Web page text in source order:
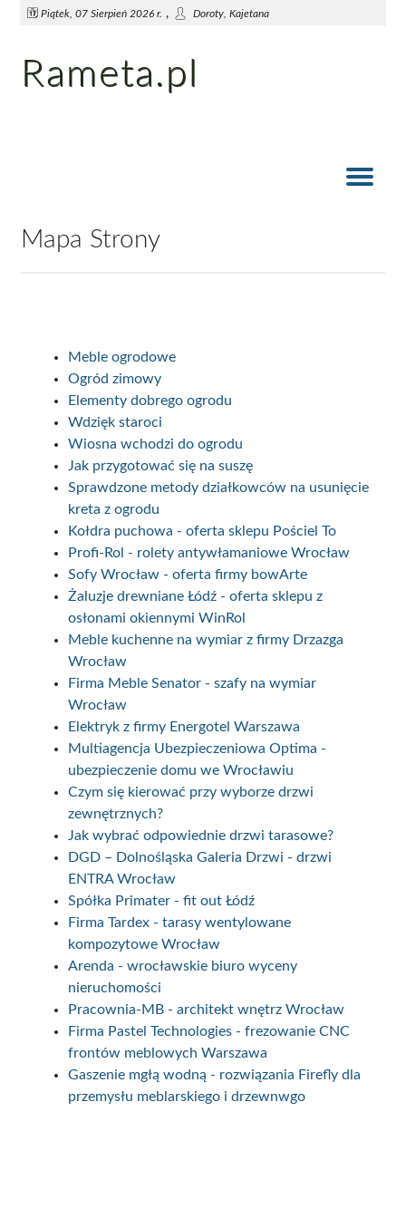
Piątek, 07 Sierpień 2026 r. , Doroty, Kajetana
Rameta.pl
Mapa Strony
Meble ogrodowe
Ogród zimowy
Elementy dobrego ogrodu
Wdzięk staroci
Wiosna wchodzi do ogrodu
Jak przygotować się na suszę
Sprawdzone metody działkowców na usunięcie
kreta z ogrodu
Kołdra puchowa - oferta sklepu Pościel To
Profi-Rol - rolety antywłamaniowe Wrocław
Sofy Wrocław - oferta firmy bowArte
Żaluzje drewniane Łódź - oferta sklepu z
osłonami okiennymi WinRol
Meble kuchenne na wymiar z firmy Drzazga
Wrocław
Firma Meble Senator - szafy na wymiar
Wrocław
Elektryk z firmy Energotel Warszawa
Multiagencja Ubezpieczeniowa Optima -
ubezpieczenie domu we Wrocławiu
Czym się kierować przy wyborze drzwi
zewnętrznych?
Jak wybrać odpowiednie drzwi tarasowe?
DGD – Dolnośląska Galeria Drzwi - drzwi
ENTRA Wrocław
Spółka Primater - fit out Łódź
Firma Tardex - tarasy wentylowane
kompozytowe Wrocław
Arenda - wrocławskie biuro wyceny
nieruchomości
Pracownia-MB - architekt wnętrz Wrocław
Firma Pastel Technologies - frezowanie CNC
frontów meblowych Warszawa
Gaszenie mgłą wodną - rozwiązania Firefly dla
przemysłu meblarskiego i drzewnwgo